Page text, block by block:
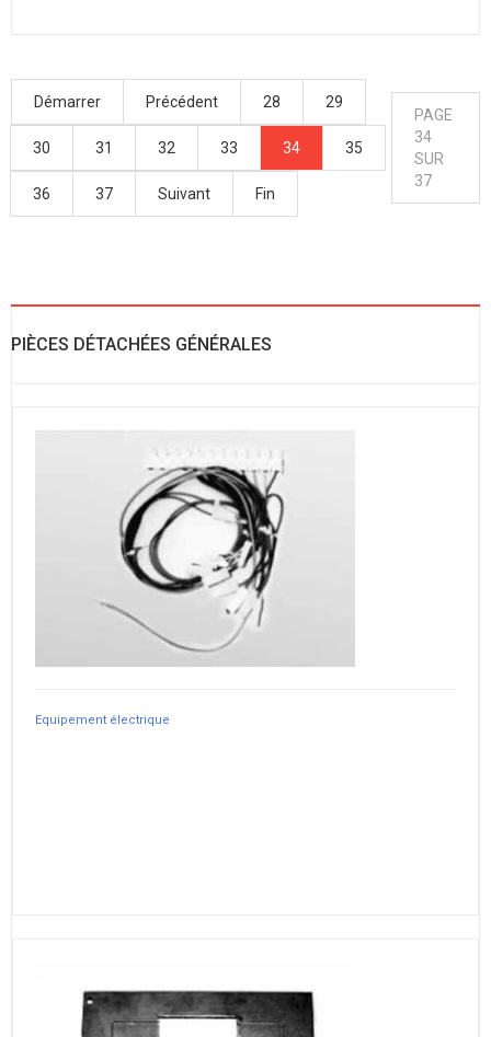
Démarrer Précédent 28 29
30 31 32 33 34 35
36 37 Suivant Fin
PAGE
34
SUR
37
PIÈCES DÉTACHÉES GÉNÉRALES
Equipement électrique